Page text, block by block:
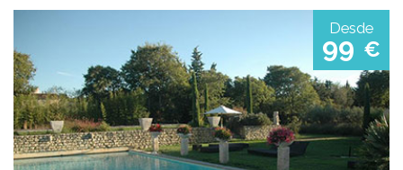
Desde
99 €